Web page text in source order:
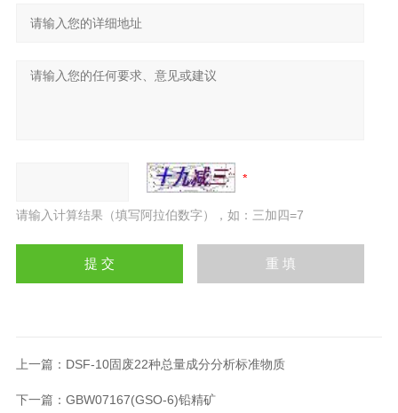
请输入计算结果（填写阿拉伯数字），如：三加四=7
上一篇： DSF-10固废22种总量成分分析标准物质
下一篇： GBW07167(GSO-6)铅精矿